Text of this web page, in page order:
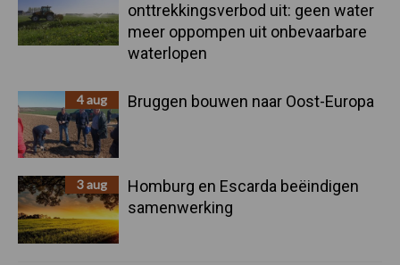
onttrekkingsverbod uit: geen water
meer oppompen uit onbevaarbare
waterlopen
4 aug Bruggen bouwen naar Oost-Europa
3 aug
Homburg en Escarda beëindigen
samenwerking